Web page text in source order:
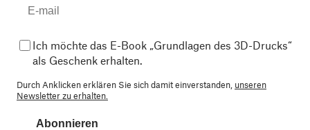
Ich möchte das E-Book „Grundlagen des 3D-Drucks“
als Geschenk erhalten.
Durch Anklicken erklären Sie sich damit einverstanden, unseren
Newsletter zu erhalten.
Abonnieren